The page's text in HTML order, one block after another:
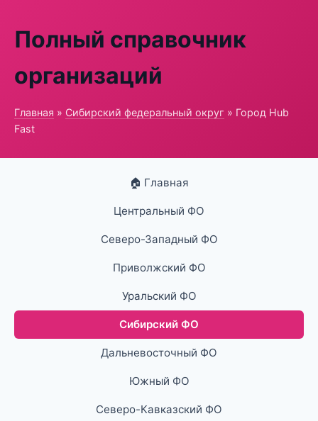
Полный справочник
организаций
Главная » Сибирский федеральный округ » Город Hub
Fast
🏠 Главная
Центральный ФО
Северо-Западный ФО
Приволжский ФО
Уральский ФО
Сибирский ФО
Дальневосточный ФО
Южный ФО
Северо-Кавказский ФО